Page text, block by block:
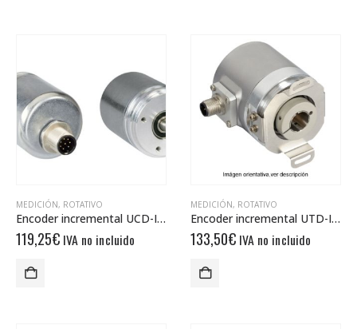
MEDICIÓN, ROTATIVO
Encoder incremental UCD-IPH00-XXXXX-R060-PAQ
119,25€ IVA no incluido
MEDICIÓN, ROTATIVO
Encoder incremental UTD-IPT00-XXXXX-HCT0-PRQ
133,50€ IVA no incluido